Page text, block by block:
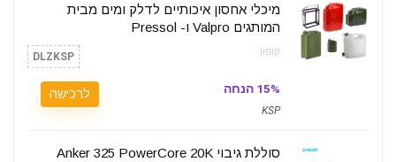
מיכלי אחסון איכותיים לדלק ומים מבית
המותגים Valpro ו- Pressol
קופון: DLZKSP
15% הנחה
KSP
לרכישה
סוללת גיבוי Anker 325 PowerCore 20K